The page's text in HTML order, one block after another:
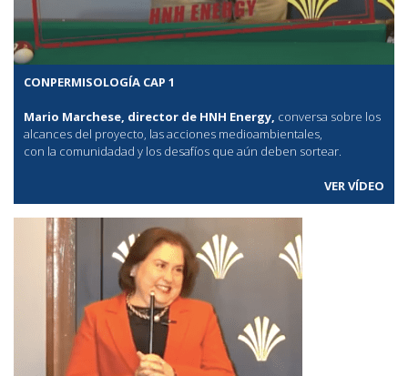
CONPERMISOLOGÍA CAP 1
Mario Marchese, director de HNH Energy, conversa sobre los
alcances del proyecto, las acciones medioambientales,
con la comunidadad y los desafíos que aún deben sortear.
VER VÍDEO